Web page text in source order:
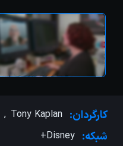
کارگردان: , Tony Kaplan
شبکه: Disney+